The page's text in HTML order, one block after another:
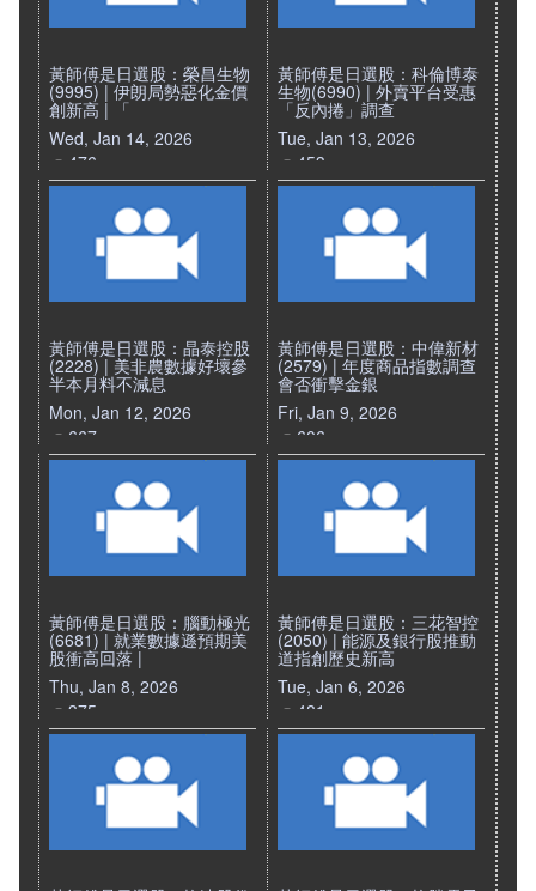
黃師傅是日選股：榮昌生物
(9995) | 伊朗局勢惡化金價
創新高 | 「
Wed, Jan 14, 2026
476
黃師傅是日選股：科倫博泰
生物(6990) | 外賣平台受惠
「反內捲」調查
Tue, Jan 13, 2026
453
黃師傅是日選股：晶泰控股
(2228) | 美非農數據好壞參
半本月料不減息
Mon, Jan 12, 2026
667
黃師傅是日選股：中偉新材
(2579) | 年度商品指數調查
會否衝擊金銀
Fri, Jan 9, 2026
606
黃師傅是日選股：腦動極光
(6681) | 就業數據遜預期美
股衝高回落 |
Thu, Jan 8, 2026
375
黃師傅是日選股：三花智控
(2050) | 能源及銀行股推動
道指創歷史新高
Tue, Jan 6, 2026
481